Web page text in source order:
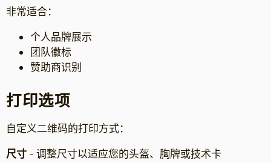
非常适合：
个人品牌展示
团队徽标
赞助商识别
打印选项
自定义二维码的打印方式：
尺寸 - 调整尺寸以适应您的头盔、胸牌或技术卡